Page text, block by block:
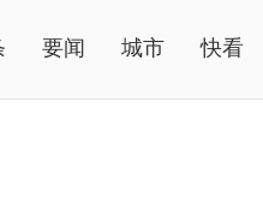
要闻 城市 快看